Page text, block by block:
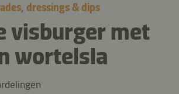
dressings & dips
visburger met
wortelsla